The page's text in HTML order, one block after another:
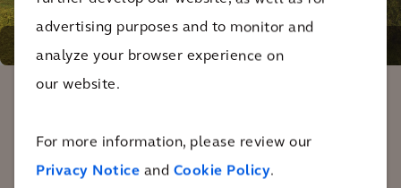
advertising purposes and to monitor and
analyze your browser experience on
our website.
For more information, please review our
Privacy Notice and Cookie Policy.
Edimburgo
el proyecto más significativo en la
historia del jardín. Somos uno de los